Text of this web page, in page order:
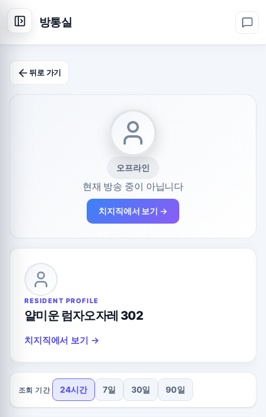
방통실
뒤로 가기
오프라인
현재 방송 중이 아닙니다
치지직에서 보기 →
RESIDENT PROFILE
얄미운 럼자오자레 302
치지직에서 보기 →
조회 기간 24시간 7일 30일 90일